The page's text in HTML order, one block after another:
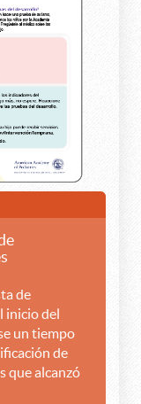
de
inicio del
un tiempo
de
que alcanzó